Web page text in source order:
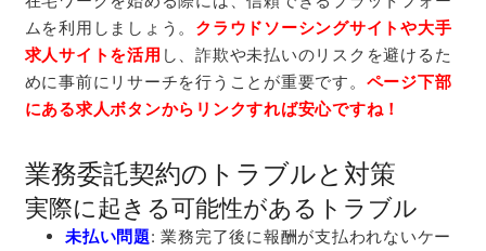
ムを利用しましょう。 クラウドソーシングサイトや大手
求人サイトを活用 し、詐欺や未払いのリスクを避けるた
めに事前にリサーチを行うことが重要です。 ページ下部
にある求人ボタンからリンクすれば安心ですね！
業務委託契約のトラブルと対策
実際に起きる可能性があるトラブル
未払い問題: 業務完了後に報酬が支払われないケー